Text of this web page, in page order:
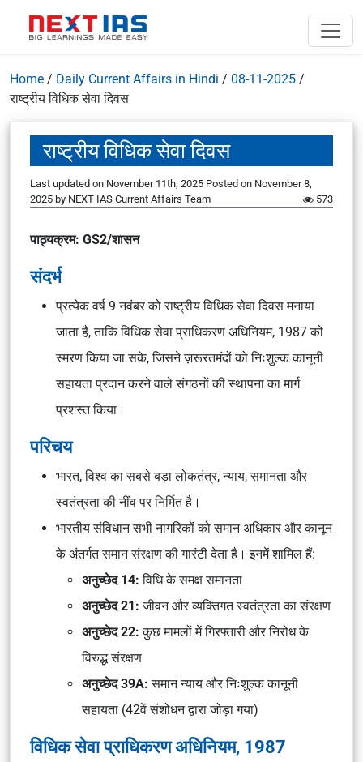
Home / Daily Current Affairs in Hindi / 08-11-2025 /
राष्ट्रीय विधिक सेवा दिवस
राष्ट्रीय विधिक सेवा दिवस
Last updated on November 11th, 2025 Posted on November 8,
2025 by NEXT IAS Current Affairs Team 573
पाठ्यक्रम: GS2/शासन
संदर्भ
प्रत्येक वर्ष 9 नवंबर को राष्ट्रीय विधिक सेवा दिवस मनाया
जाता है, ताकि विधिक सेवा प्राधिकरण अधिनियम, 1987 को
स्मरण किया जा सके, जिसने ज़रूरतमंदों को निःशुल्क कानूनी
सहायता प्रदान करने वाले संगठनों की स्थापना का मार्ग
प्रशस्त किया।
परिचय
भारत, विश्व का सबसे बड़ा लोकतंत्र, न्याय, समानता और
स्वतंत्रता की नींव पर निर्मित है।
भारतीय संविधान सभी नागरिकों को समान अधिकार और कानून
के अंतर्गत समान संरक्षण की गारंटी देता है। इनमें शामिल हैं:
अनुच्छेद 14: विधि के समक्ष समानता
अनुच्छेद 21: जीवन और व्यक्तिगत स्वतंत्रता का संरक्षण
अनुच्छेद 22: कुछ मामलों में गिरफ्तारी और निरोध के
विरुद्ध संरक्षण
अनुच्छेद 39A: समान न्याय और निःशुल्क कानूनी
सहायता (42वें संशोधन द्वारा जोड़ा गया)
विधिक सेवा प्राधिकरण अधिनियम, 1987